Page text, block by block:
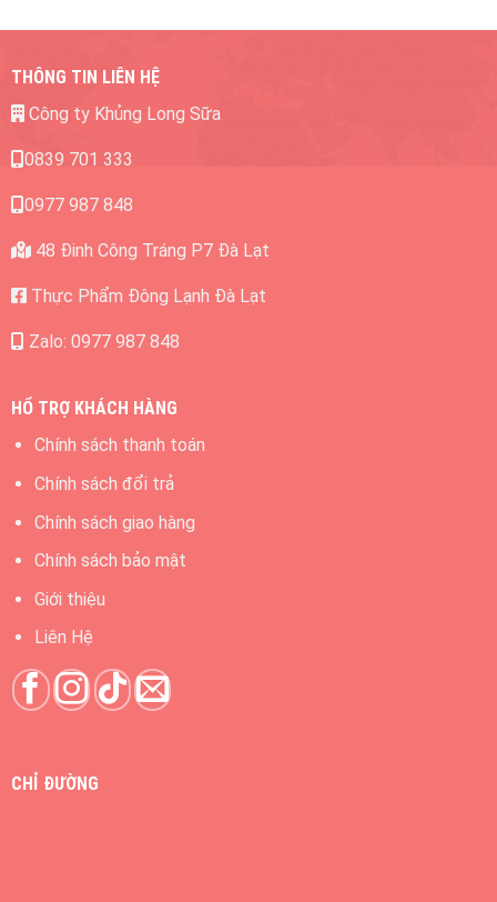
THÔNG TIN LIÊN HỆ
Công ty Khủng Long Sữa
0839 701 333
0977 987 848
48 Đinh Công Tráng P7 Đà Lạt
Thực Phẩm Đông Lạnh Đà Lạt
Zalo: 0977 987 848
HỔ TRỢ KHÁCH HÀNG
Chính sách thanh toán
Chính sách đổi trả
Chính sách giao hàng
Chính sách bảo mật
Giới thiệu
Liên Hệ
CHỈ ĐƯỜNG